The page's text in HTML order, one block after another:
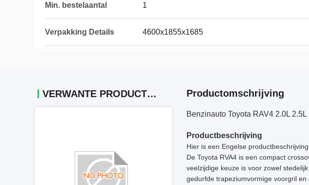
Min. bestelaantal 1
Verpakking Details 4600x1855x1685
VERWANTE PRODUCTEN Productomschrijving
Benzinauto Toyota RAV4 2.0L
Productbeschrijving
Hier is een Engelse
De Toyota RVA4 is een compact
veelzijdige keuze is voor zowel
gedurfde trapeziumvormige voorgril